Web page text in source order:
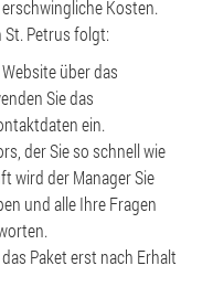
Kosten.
St. Petrus folgt:
über das
Sie das
ein.
der Sie so schnell wie
wird der Manager Sie
und alle Ihre Fragen
Paket erst nach Erhalt